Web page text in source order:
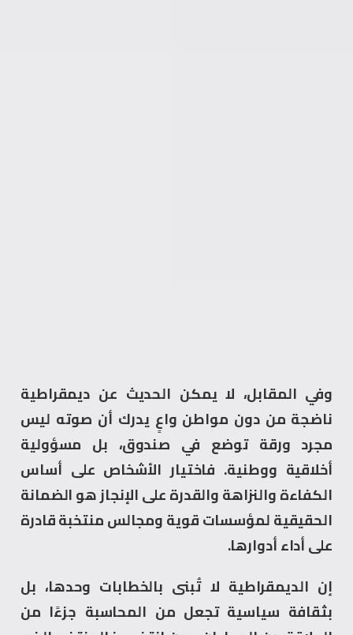
وفي المقابل، لا يمكن الحديث عن ديمقراطية
ناضجة من دون مواطن واعٍ يدرك أن صوته ليس
مجرد ورقة توضع في صندوق، بل مسؤولية
أخلاقية ووطنية. فاختيار الأشخاص على أساس
الكفاءة والنزاهة والقدرة على الإنجاز هو الضمانة
الحقيقية لمؤسسات قوية ومجالس منتخبة قادرة
على أداء أدوارها.
إن الديمقراطية لا تُبنى بالخطابات وحدها، بل
بثقافة سياسية تجعل من المحاسبة جزءًا من